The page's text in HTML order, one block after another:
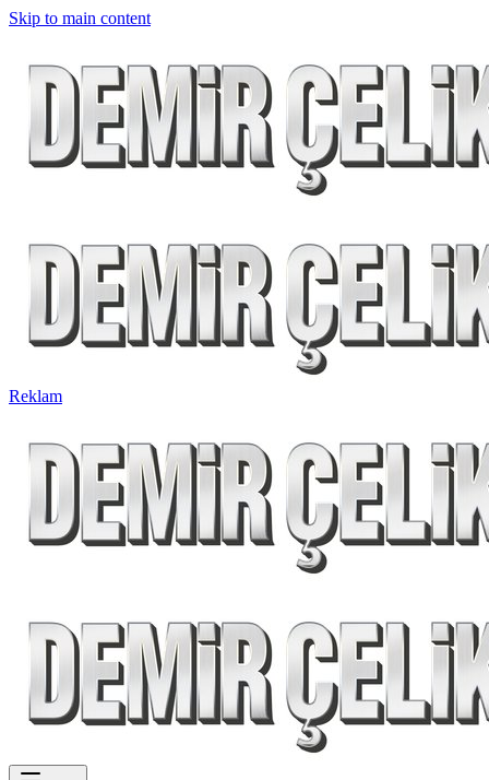
Skip to main content
Reklam